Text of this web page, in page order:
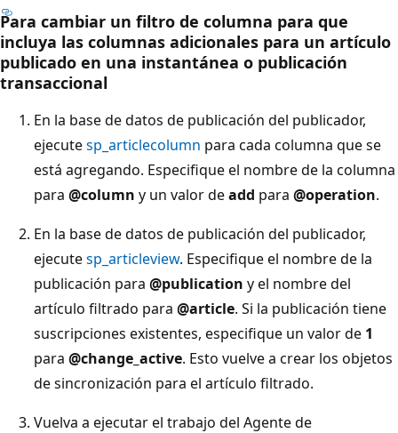
Para cambiar un filtro de columna para que
incluya las columnas adicionales para un artículo
publicado en una instantánea o publicación
transaccional
En la base de datos de publicación del publicador,
ejecutesp_articlecolumn para cada columna que se
está agregando. Especifique el nombre de la columna
para @column y un valor deadd para @operation.
En la base de datos de publicación del publicador,
ejecutesp_articleview. Especifique el nombre de la
publicación para @publication y el nombre del
artículo filtrado para @article. Si la publicación tiene
suscripciones existentes, especifique un valor de 1
para @change_active. Esto vuelve a crear los objetos
de sincronización para el artículo filtrado.
Vuelva a ejecutar el trabajo del Agente de